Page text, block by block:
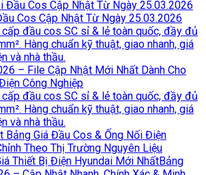
Cos Cập Nhật Từ Ngày 25.03.2026
– File Cập Nhật Mới Nhất Dành Cho
Công Nghiệp
Bảng Giá Đầu Cos & Ống Nối Điện
Theo Thị Trường Nguyên Liệu
Bảng